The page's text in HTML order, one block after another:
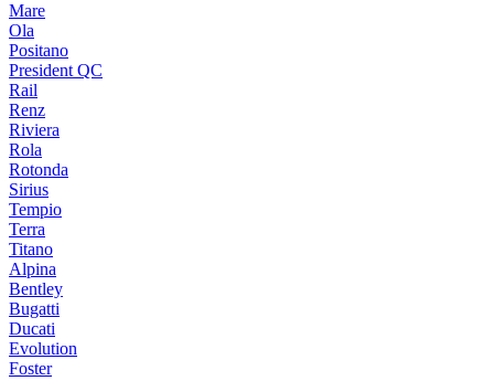
Mare
Ola
Positano
President QC
Rail
Renz
Riviera
Rola
Rotonda
Sirius
Tempio
Terra
Titano
Alpina
Bentley
Bugatti
Ducati
Evolution
Foster